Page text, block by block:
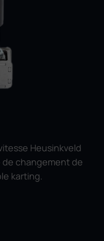
Heusinkveld
de changement de
karting.